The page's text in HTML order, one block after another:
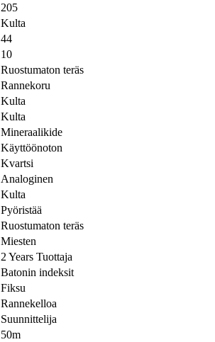
205
Kulta
44
10
Ruostumaton teräs
Rannekoru
Kulta
Kulta
Mineraalikide
Käyttöönoton
Kvartsi
Analoginen
Kulta
Pyöristää
Ruostumaton teräs
Miesten
2 Years Tuottaja
Batonin indeksit
Fiksu
Rannekelloa
Suunnittelija
50m